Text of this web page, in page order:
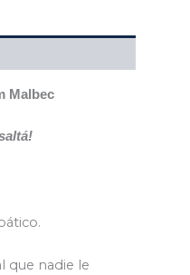
Malbec
que nadie le